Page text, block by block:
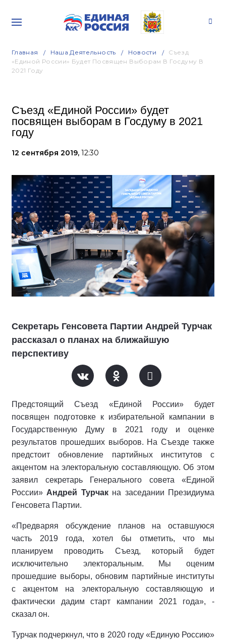
Главная Наша Деятельность Новости
Съезд
«Единой России» Будет Посвящен Выборам В Госдуму В
2021 Году
Съезд «Единой России» будет
посвящен выборам в Госдуму в 2021
году
12 сентября 2019, 12:30
Секретарь Генсовета Партии Андрей Турчак
рассказал о планах на ближайшую
перспективу
Предстоящий Съезд «Единой России» будет
посвящен подготовке к избирательной кампании в
Государственную Думу в 2021 году и оценке
результатов прошедших выборов. На Съезде также
предстоит обновление партийных институтов с
акцентом на электоральную составляющую. Об этом
заявил секретарь Генерального совета «Единой
России» Андрей Турчакна заседании Президиума
Генсовета Партии.
«Предваряя обсуждение планов на оставшуюся
часть 2019 года, хотел бы отметить, что мы
планируем проводить Съезд, который будет
исключительно электоральным. Мы оценим
прошедшие выборы, обновим партийные институты
с акцентом на электоральную составляющую и
фактически дадим старт кампании 2021 года», -
сказал он.
Турчак подчеркнул, что в 2020 году «Единую Россию»